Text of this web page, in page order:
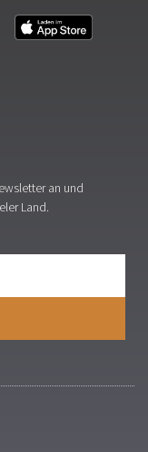
an und
Land.